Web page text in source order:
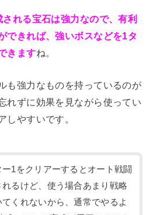
れる宝石は強力なので、有利
できれば、強いボスなどを1タ
きますね。
も強力なものを持っているのが
れずに効果を見ながら使ってい
しやすいです。
1をクリアーするとオート戦闘
れるけど、使う場合あまり戦略
てくれないから、通常でやるよ